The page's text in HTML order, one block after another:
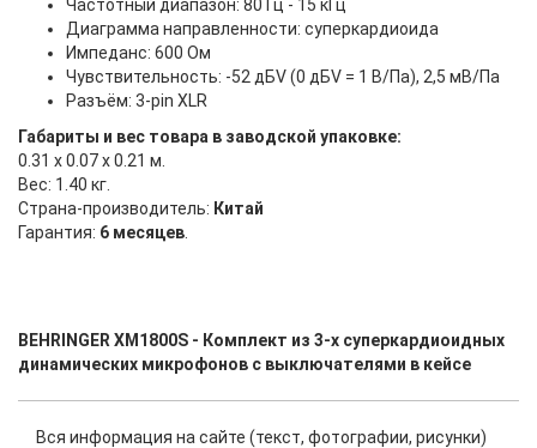
Частотный диапазон: 80 Гц - 15 кГц
Диаграмма направленности: суперкардиоида
Импеданс: 600 Ом
Чувствительность: -52 дБV (0 дБV = 1 В/Па), 2,5 мВ/Па
Разъём: 3-pin XLR
Габариты и вес товара в заводской упаковке:
0.31 x 0.07 x 0.21 м.
Вес: 1.40 кг.
Страна-производитель: Китай
Гарантия: 6 месяцев
BEHRINGER XM1800S - Комплект из 3-х суперкардиоидных
динамических микрофонов с выключателями в кейсе
Вся информация на сайте (текст, фотографии, рисунки)